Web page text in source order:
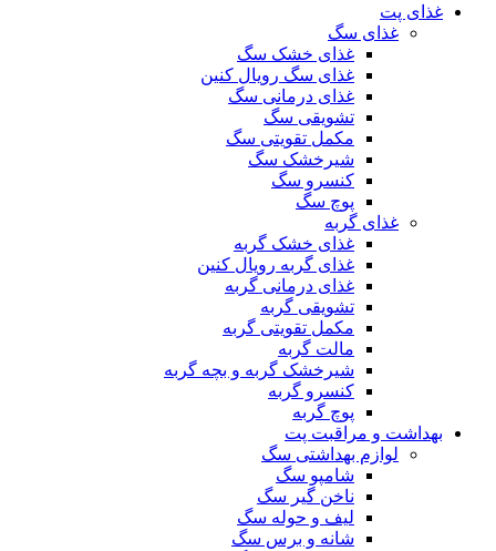
غذای پت
غذای سگ
غذای خشک سگ
غذای سگ رویال کنین
غذای درمانی سگ
تشویقی سگ
مکمل تقویتی سگ
شیرخشک سگ
کنسرو سگ
پوچ سگ
غذای گربه
غذای خشک گربه
غذای گربه رویال کنین
غذای درمانی گربه
تشویقی گربه
مکمل تقویتی گربه
مالت گربه
شیرخشک گربه و بچه گربه
کنسرو گربه
پوچ گربه
بهداشت و مراقبت پت
لوازم بهداشتی سگ
شامپو سگ
ناخن گیر سگ
لیف و حوله سگ
شانه و برس سگ